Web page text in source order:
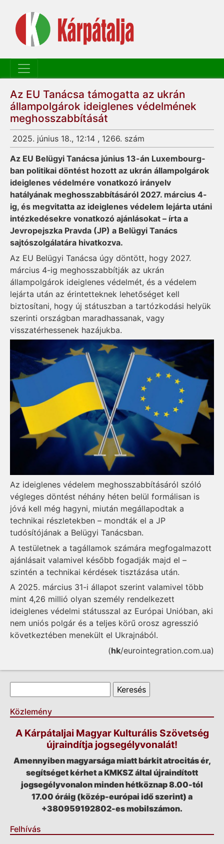
Az EU Tanácsa támogatta az ukrán
állampolgárok ideiglenes védelmének
meghosszabbítását
2025. június 18., 12:14 , 1266. szám
Az EU Belügyi Tanácsa június 13-án Luxembourg­
ban politikai döntést hozott az ukrán állampolgárok
ideiglenes védelmére vonatkozó irányelv
hatályának meghosszabbításáról 2027. március 4-
ig, és megvitatta az ideiglenes védelem lejárta utáni
intézkedésekre vonatkozó ajánlásokat – írta a
Jevropejszka Pravda (JP) a Belügyi Tanács
sajtószolgálatára hivatkozva.
Az EU Belügyi Tanácsa úgy döntött, hogy 2027.
március 4-ig meghosszabbítják az ukrán
állampolgárok ideiglenes védelmét, és a védelem
lejárta után az érintetteknek lehetőséget kell
biztosítani, hogy új státuszban a tartózkodási helyük
szerinti országban maradhassanak, vagy
visszatérhessenek hazájukba.
Az ideiglenes védelem meghosszabbításáról szóló
végleges döntést néhány héten belül formálisan is
jóvá kell még hagyni, miután megállapodtak a
technikai részletekben – mondták el a JP
tudósítójának a Belügyi Tanácsban.
A testületnek a tagállamok számára megfogalmazott
ajánlásait valamivel később fogadják majd el –
szintén a technikai kérdések tisztázása után.
A 2025. március 31-i állapot szerint valamivel több
mint 4,26 millió olyan személy rendelkezett
ideiglenes védelmi státusszal az Európai Unióban, aki
nem uniós polgár és a teljes körű orosz agresszió
következtében menekült el Ukrajnából.
(hk/eurointegration.com.ua)
Keresés űrlap
Keresés
Közlemény
A Kárpátaljai Magyar Kulturális Szövetség
újraindítja jogsegélyvonalát!
Amennyiben magyarsága miatt bárkit atrocitás ér,
segítséget kérhet a KMKSZ által újraindított
jogsegélyvonalon minden hétköznap 8.00-tól
17.00 óráig (közép-európai idő szerint) a
+380959192802-es mobilszámon.
Felhívás